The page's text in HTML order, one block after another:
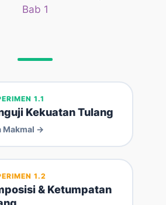
Bab 1
1.1
Kekuatan Tulang
Makmal →
1.2
& Ketumpatan